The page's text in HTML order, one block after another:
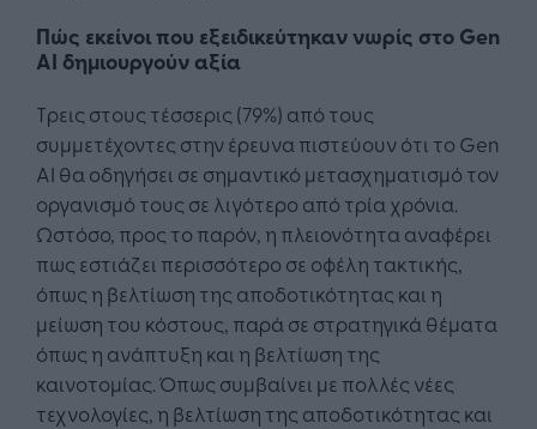
Πώς εκείνοι που εξειδικεύτηκαν νωρίς στο Gen
AI δημιουργούν αξία
Τρεις στους τέσσερις (79%) από τους
συμμετέχοντες στην έρευνα πιστεύουν ότι το Gen
AI θα οδηγήσει σε σημαντικό μετασχηματισμό τον
οργανισμό τους σε λιγότερο από τρία χρόνια.
Ωστόσο, προς το παρόν, η πλειονότητα αναφέρει
πως εστιάζει περισσότερο σε οφέλη τακτικής,
όπως η βελτίωση της αποδοτικότητας και η
μείωση του κόστους, παρά σε στρατηγικά θέματα
όπως η ανάπτυξη και η βελτίωση της
καινοτομίας. Όπως συμβαίνει με πολλές νέες
τεχνολογίες, η βελτίωση της αποδοτικότητας και